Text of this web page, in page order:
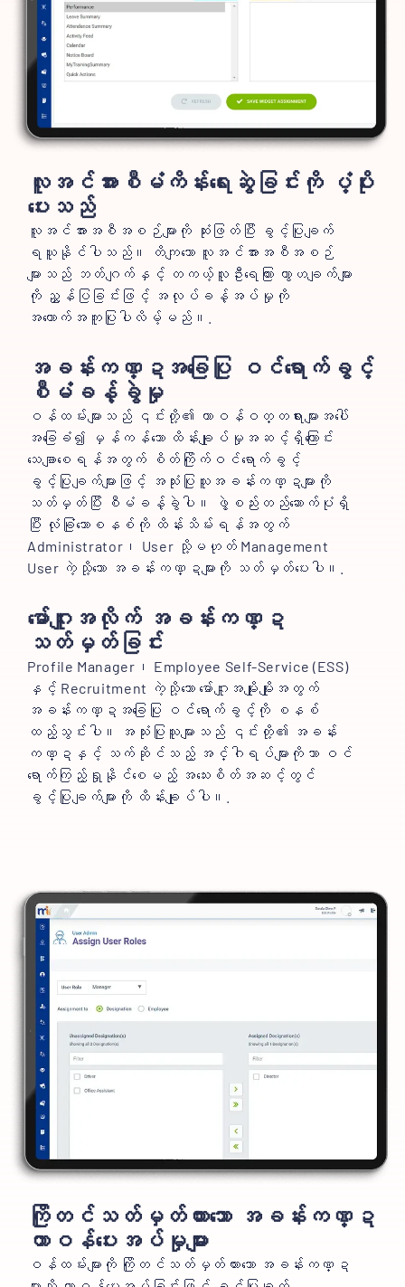
လူအင်အားစီမံကိန်းရေးဆွဲခြင်းကို ပံ့ပိုး
ပေးသည်
လူအင်အားအစီအစဉ်များကို ဆုံးဖြတ်ပြီး ခွင့်ပြုချက်
ရယူနိုင်ပါသည်။ တိကျသော လူအင်အားအစီအစဉ်
များသည် ဘတ်ဂျက်နှင့် တကယ့်လူဦးရေကြား ကွာဟချက်များ
ကို ညွှန်ပြခြင်းဖြင့် အလုပ်ခန့်အပ်မှုကို
အထောက်အကူပြုပါလိမ့်မည်။.
အခန်းကဏ္ဍအခြေပြု ဝင်ရောက်ခွင့်
စီမံခန့်ခွဲမှု
ဝန်ထမ်းများသည် ၎င်းတို့၏ တာဝန်ဝတ္တရားများအပေါ်
အခြေခံ၍ မှန်ကန်သော ထိန်းချုပ်မှုအဆင့်ရှိကြောင်း
သေချာစေရန်အတွက် စိတ်ကြိုက်ဝင်ရောက်ခွင့်
ခွင့်ပြုချက်များဖြင့် အသုံးပြုသူအခန်းကဏ္ဍများကို
သတ်မှတ်ပြီး စီမံခန့်ခွဲပါ။ ဖွဲ့စည်းတည်ဆောက်ပုံရှိ
ပြီး လုံခြုံသောစနစ်ကို ထိန်းသိမ်းရန်အတွက်
Administrator၊ User သို့မဟုတ် Management
User ကဲ့သို့သော အခန်းကဏ္ဍများကို သတ်မှတ်ပေးပါ။.
မော်ဂျူးအလိုက် အခန်းကဏ္ဍ
သတ်မှတ်ခြင်း
Profile Manager၊ Employee Self-Service (ESS)
နှင့် Recruitment ကဲ့သို့သော မော်ဂျူးအမျိုးမျိုးအတွက်
အခန်းကဏ္ဍအခြေပြု ဝင်ရောက်ခွင့်ကို စနစ်
ထည့်သွင်းပါ။ အသုံးပြုသူများသည် ၎င်းတို့၏ အခန်း
ကဏ္ဍနှင့် သက်ဆိုင်သည့် အင်္ဂါရပ်များကိုသာ ဝင်
ရောက်ကြည့်ရှုနိုင်စေမည့် အသေးစိတ်အဆင့်တွင်
ခွင့်ပြုချက်များကို ထိန်းချုပ်ပါ။.
ကြိုတင်သတ်မှတ်ထားသော အခန်းကဏ္ဍ
တာဝန်ပေးအပ်မှုများ
ဝန်ထမ်းများကို ကြိုတင်သတ်မှတ်ထားသော အခန်းကဏ္ဍ